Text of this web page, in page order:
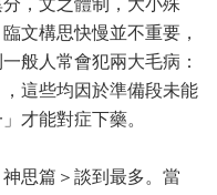
，文之體制，大小殊
文構思快慢並不重要，
般人常會犯兩大毛病：
這些均因於準備段未能
才能對症下藥。
思篇＞談到最多。當